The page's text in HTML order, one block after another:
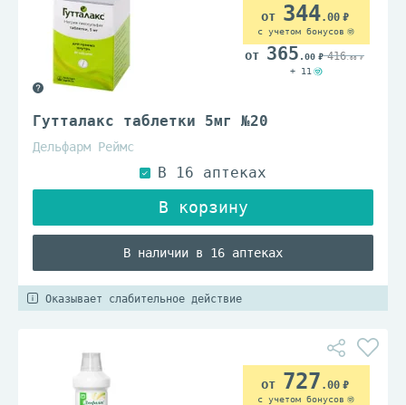
Гутталакс таблетки 5мг №20
Дельфарм Реймс
В наличии в 16 аптеках
344.00
с учетом бонусов
365 .00 416.00
+ 11
Оказывает слабительное действие
727 .00
с учетом бонусов